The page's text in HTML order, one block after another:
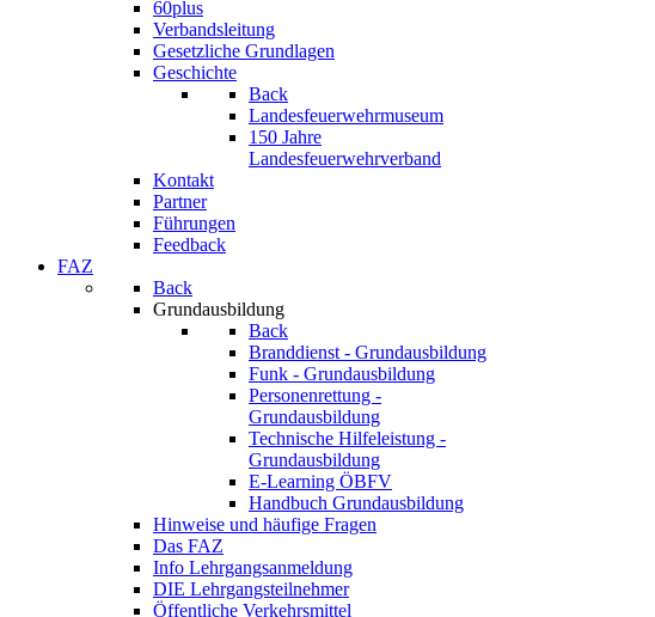
60plus
Verbandsleitung
Gesetzliche Grundlagen
Geschichte
Back
Landesfeuerwehrmuseum
150 Jahre
Landesfeuerwehrverband
Kontakt
Partner
Führungen
Feedback
FAZ
Back
Grundausbildung
Back
Branddienst - Grundausbildung
Funk - Grundausbildung
Personenrettung -
Grundausbildung
Technische Hilfeleistung -
Grundausbildung
E-Learning ÖBFV
Handbuch Grundausbildung
Hinweise und häufige Fragen
Das FAZ
Info Lehrgangsanmeldung
DIE Lehrgangsteilnehmer
Öffentliche Verkehrsmittel